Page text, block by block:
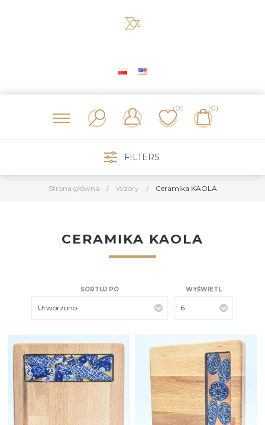
(0) (0)
FILTERS
Strona główna / Wzory / Ceramika KAOLA
CERAMIKA KAOLA
SORTUJ PO
Utworzono
WYŚWIETL
6